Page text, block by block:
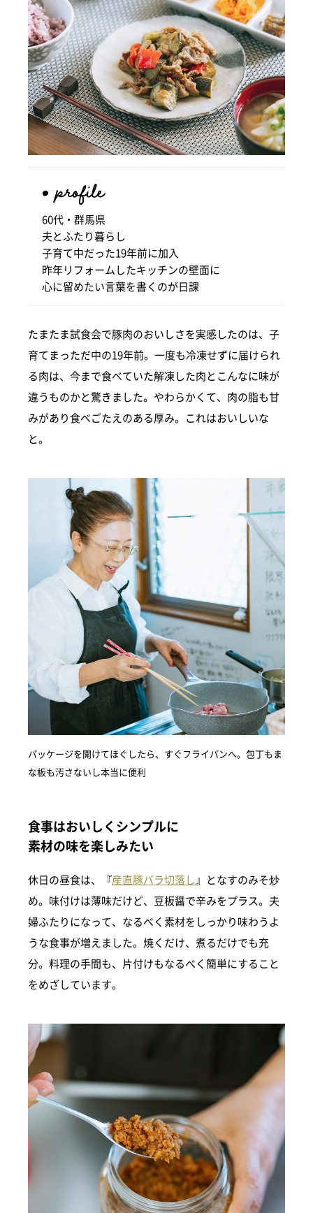
60代・群馬県
夫とふたり暮らし
子育て中だった19年前に加入
昨年リフォームしたキッチンの壁面に
心に留めたい言葉を書くのが日課
たまたま試食会で豚肉のおいしさを実感したのは、子
育てまっただ中の19年前。一度も冷凍せずに届けられ
る肉は、今まで食べていた解凍した肉とこんなに味が
違うものかと驚きました。やわらかくて、肉の脂も甘
みがあり食べごたえのある厚み。これはおいしいな
と。
パッケージを開けてほぐしたら、すぐフライパンへ。包丁もま
な板も汚さないし本当に便利
食事はおいしくシンプルに
素材の味を楽しみたい
休日の昼食は、『産直豚バラ切落し 』となすのみそ炒
め。味付けは薄味だけど、豆板醤で辛みをプラス。夫
婦ふたりになって、なるべく素材をしっかり味わうよ
うな食事が増えました。焼くだけ、煮るだけでも充
分。料理の手間も、片付けもなるべく簡単にすること
をめざしています。